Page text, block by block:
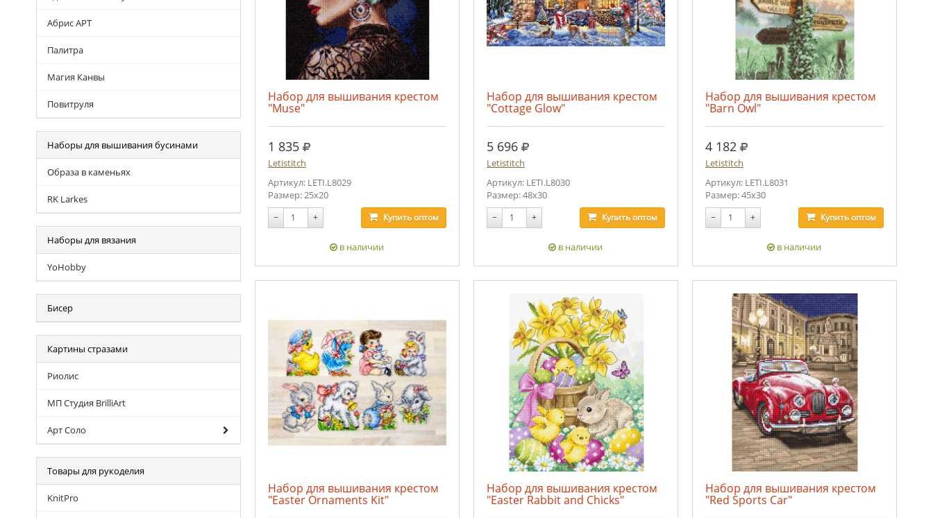
Абрис АРТ
Палитра
Магия Канвы
Повитруля
Наборы для вышивания бусинами
Образа в каменьях
RK Larkes
Наборы для вязания
YoHobby
Бисер
Картины стразами
Риолис
МП Студия BrilliArt
Арт Соло
Товары для рукоделия
KnitPro
Набор для вышивания крестом
"Muse"
1 835 руб.
Letistitch
Артикул: LETI.L8029
Размер: 25x20
− + Купитьоптом
в наличии
Набор для вышивания крестом
"Cottage Glow"
5 696 руб.
Letistitch
Артикул: LETI.L8030
Размер: 48x30
− + Купитьоптом
в наличии
Набор для вышивания крестом
"Barn Owl"
4 182 руб.
Letistitch
Артикул: LETI.L8031
Размер: 45x30
− + Купитьоптом
в наличии
Набор для вышивания крестом
"Easter Ornaments Kit"
Набор для вышивания крестом
"Easter Rabbit and Chicks"
Набор для вышивания крестом
"Red Sports Car"